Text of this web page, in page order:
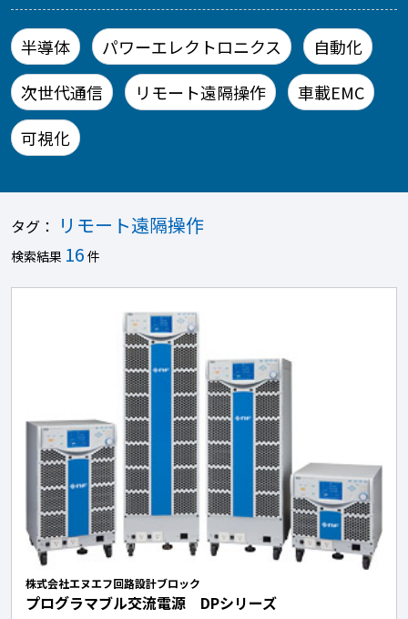
半導体 パワーエレクトロニクス
自動化
次世代通信
リモート遠隔操作
車載EMC
可視化
タグ： リモート遠隔操作
検索結果 16 件
株式会社エヌエフ回路設計ブロック
プログラマブル交流電源 DPシリーズ